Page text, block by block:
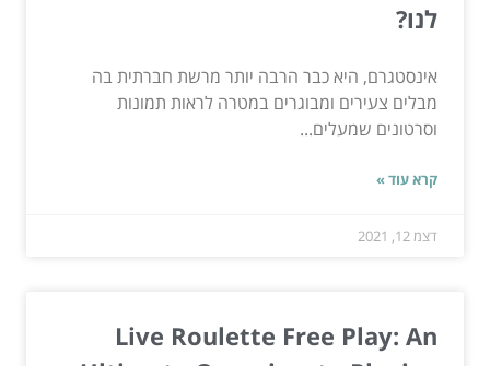
לנו?
אינסטגרם, היא כבר הרבה יותר מרשת חברתית בה
מבלים צעירים ומבוגרים במטרה לראות תמונות
וסרטונים שמעלים...
קרא עוד »
דצמ 12, 2021
Live Roulette Free Play: An